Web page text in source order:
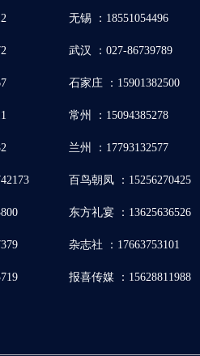
无锡 ：18551054496
武汉 ：027-86739789
石家庄 ：15901382500
常州 ：15094385278
兰州 ：17793132577
百鸟朝凤 ：15256270425
东方礼宴 ：13625636526
杂志社 ：17663753101
报喜传媒 ：15628811988